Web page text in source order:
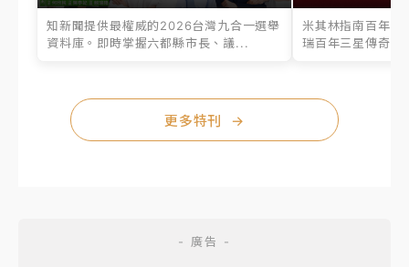
知新聞提供最權威的2026台灣九合一選舉
資料庫。即時掌握六都縣市長、議...
米其林指南百年之
瑞百年三星傳奇、
更多特刊 →